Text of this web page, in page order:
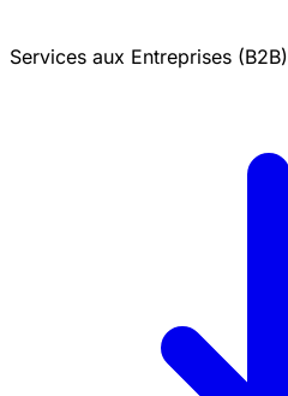
Services aux Entreprises (B2B)